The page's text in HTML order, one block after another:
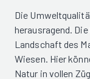
Die
herausragend.
Landschaft des
Wiesen. Hier
Natur in vollen